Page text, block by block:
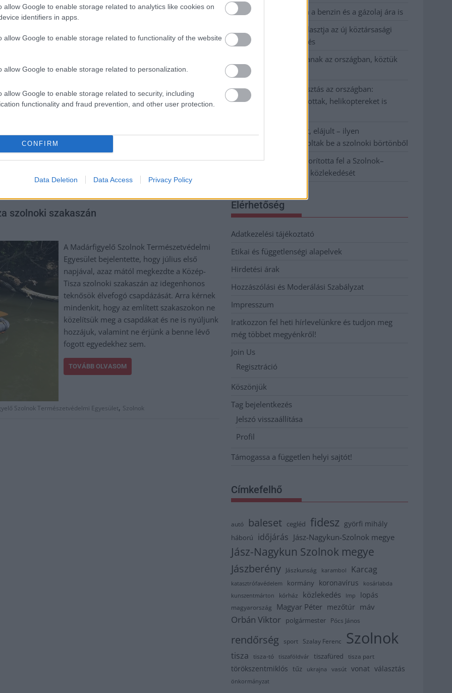
allow Google to enable storage related to analytics like cookies on
identifiers in apps.
allow Google to enable storage related to functionality of the website
allow Google to enable storage related to personalization.
allow Google to enable storage related to security, including
functionality and fraud prevention, and other user protection.
CONFIRM
Data Deletion Data Access Privacy Policy
Az elmúlt napok sem teltek tétlenül, írta a
közösségi oldalán a Madárfigyelő Szolnok
túloztak, a Tisza szajoli szakaszán egy két és
nőstény teknős páncélja 27 centiméter
idegenhonos és invazív faj. Néhány nappal
ezelőtt a Közép-Tisza-vidéki Vízügyi
őshonos, gyümölcsevő pirája került elő.
TOVÁBB OLVASOM
Madárfigyelő Szolnok Természetvédelmi Egyesület , Szolnok , teknős
szolnoki szakaszán
A Madárfigyelő Szolnok Természetvédelmi
Egyesület bejelentette, hogy július első
napjával, azaz mától megkezdte a Közép-
Tisza szolnoki szakaszán az idegenhonos
teknősök élvefogó csapdázását. Arra kérnek
mindenkit, hogy az említett szakaszokon ne
közelítsük meg a csapdákat és ne is nyúljunk
hozzájuk, valamint ne érjünk a benne lévő
fogott egyedekhez sem.
TOVÁBB OLVASOM
Szolnok Természetvédelmi Egyesület, Szolnok
Pénteken újra csökken a benzin és a gázolaj ára is
Napokon belül megválasztja az új köztársasági
elnököt az Országgyűlés
Kiterjedt tüzek pusztítanak az országban, köztük
Karcagon
Harmadfokú hőségriasztás az országban:
Szolnokon klímát javítottak, helikoptereket is
A zárkában rosszul lett, elájult – ilyen
körülményekről számoltak be a szolnoki börtönből
Váratlan fennakadás borította fel a Szolnok–
Kecskemét vasútvonal közlekedését
Elérhetőség
Adatkezelési tájékoztató
Etikai és függetlenségi alapelvek
Hirdetési árak
Hozzászólási és Moderálási Szabályzat
Impresszum
Iratkozzon fel heti hírlevelünkre és tudjon meg
még többet megyénkről!
Join Us
Regisztráció
Köszönjük
Tag bejelentkezés
Jelszó visszaállítása
Profil
Támogassa a független helyi sajtót!
Címkefelhő
autó baleset cegléd fidesz györfi mihály
háború időjárás Jász-Nagykun-Szolnok megye
Jász-Nagykun Szolnok megye
Jászberény Jászkunság karambol Karcag
katasztrófavédelem kormány koronavírus
kosárlabda
kunszentmárton
kórház közlekedés lmp lopás
magyarország Magyar Péter mezőtúr máv
Orbán Viktor polgármester Pócs János
rendőrség sport Szalay Ferenc Szolnok
tisza tisza-tó tiszaföldvár tiszafüred tisza part
törökszentmiklós tűz ukrajna vasút vonat választás
önkormányzat